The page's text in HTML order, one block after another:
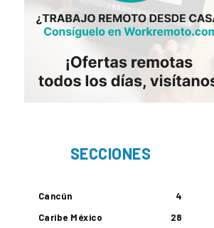
SECCIONES
Cancún
4
Caribe México
28